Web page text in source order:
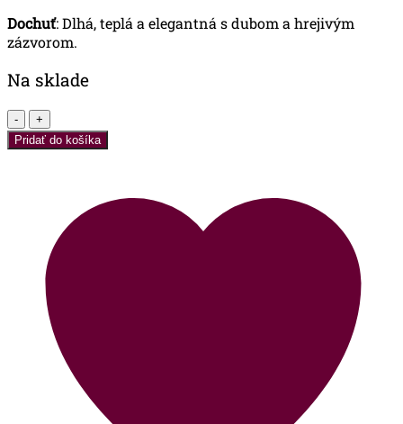
Dochuť: Dlhá, teplá a elegantná s dubom a hrejivým
zázvorom.
Na sklade
množstvo
The
Macallan
SHERRY
OAK
CASK
40%
Vol.
0,7l
Pridať do košíka